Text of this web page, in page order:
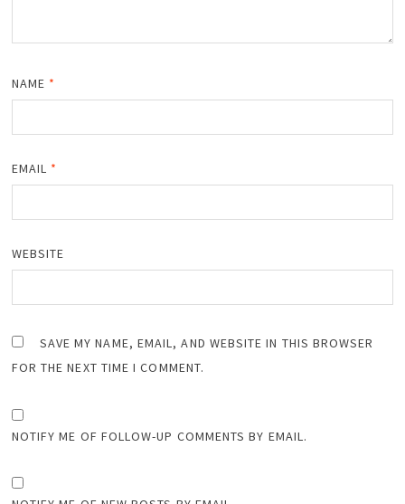
NAME *
EMAIL *
WEBSITE
SAVE MY NAME, EMAIL, AND WEBSITE IN THIS BROWSER
FOR THE NEXT TIME I COMMENT.
NOTIFY ME OF FOLLOW-UP COMMENTS BY EMAIL.